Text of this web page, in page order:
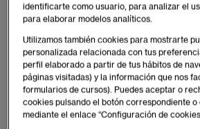
Como parte del Plan de
Barcelona, se ha integrado y
propuesta formativa y
de sostenibilidad (ODS) y de
casos prácticos analíticos de
mucha partehands onen los
programas
identificarte como usuario, para analizar el
para elaborar modelos analíticos.
Utilizamos también cookies para mostrarte
personalizada relacionada con tus
perfil elaborado a partir de tus hábitos de
páginas visitadas) y la información que nos
formularios de cursos). Puedes aceptar o
cookies pulsando el botón correspondiente
mediante el enlace “Configuración de